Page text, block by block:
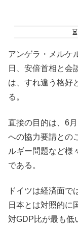
アンゲラ・メルケ
日、安倍首相と会
は、すれ違う格好
る。
直接の目的は、6
への協力要請との
ルギー問題など様
である。
ドイツは経済面で
日本とは対照的に
対GDP比が最も低